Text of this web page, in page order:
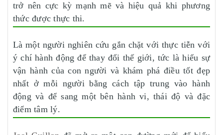
trở nên cực kỳ mạnh mẽ và hiệu quả khi phương
thức được thực thi.
Là một người nghiên cứu gắn chặt với thực tiễn với
ý chí hành động để thay đổi thế giới, tức là hiểu sự
vận hành của con người và khám phá điều tốt đẹp
nhất ở mỗi người bằng cách tập trung vào hành
động và để sang một bên hành vi, thái độ và đặc
điểm tâm lý.